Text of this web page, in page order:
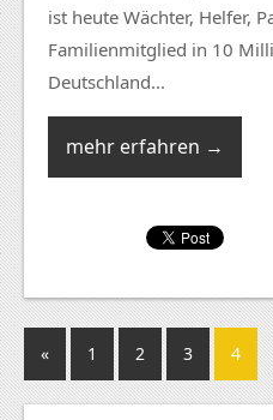
ist heute Wächter, Helfer,
Familienmitglied in 10
Deutschland...
mehr erfahren →
« 1 2 3 4